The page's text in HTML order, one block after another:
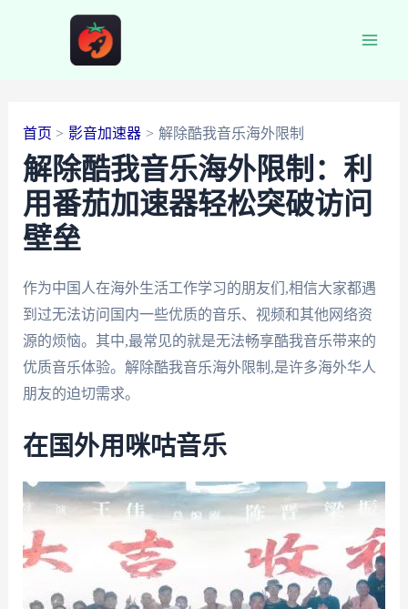
首页 影音加速器 解除酷我音乐海外限制
解除酷我音乐海外限制：利
用番茄加速器轻松突破访问
壁垒
作为中国人在海外生活工作学习的朋友们,相信大家都遇
到过无法访问国内一些优质的音乐、视频和其他网络资
源的烦恼。其中,最常见的就是无法畅享酷我音乐带来的
优质音乐体验。解除酷我音乐海外限制,是许多海外华人
朋友的迫切需求。
在国外用咪咕音乐